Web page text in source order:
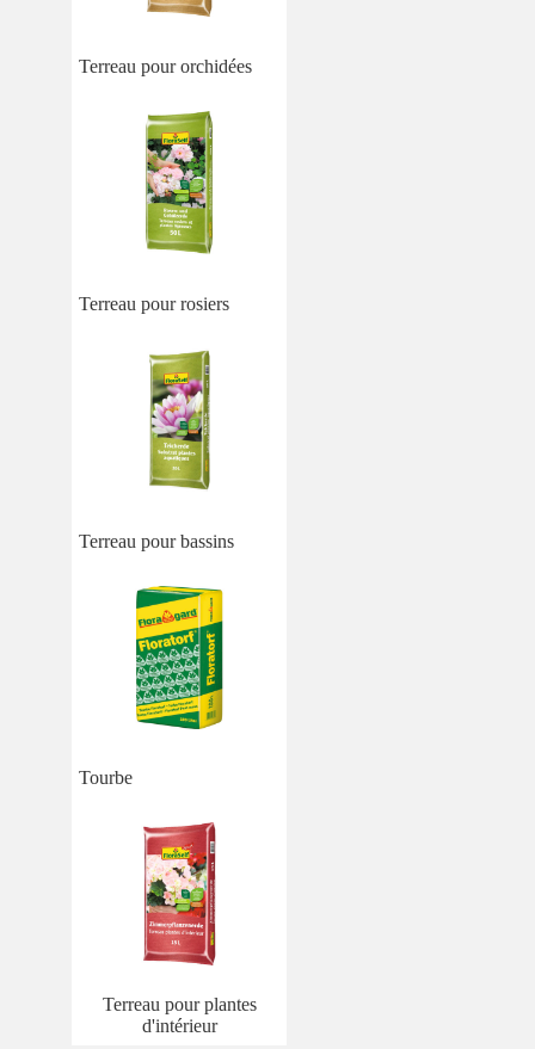
Terreau pour orchidées
Terreau pour rosiers
Terreau pour bassins
Tourbe
Terreau pour plantes
d'intérieur